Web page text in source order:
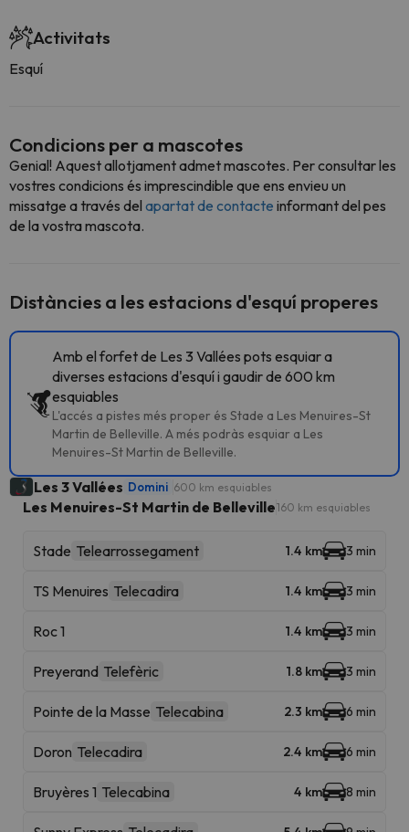
Activitats
Esquí
Condicions per a mascotes
Genial! Aquest allotjament admet mascotes. Per consultar les
vostres condicions és imprescindible que ens envieu un
missatge a través del apartat de contacte informant del pes
de la vostra mascota.
Distàncies a les estacions d'esquí properes
Amb el forfet de Les 3 Vallées pots esquiar a
diverses estacions d'esquí i gaudir de 600 km
esquiables
L'accés a pistes més proper és Stade a Les Menuires-St
Martin de Belleville. A més podràs esquiar a Les
Menuires-St Martin de Belleville.
Les 3 Vallées Domini 600 km esquiables
Les Menuires-St Martin de Belleville160 km esquiables
Stade Telearrossegament 1.4 km 3 min
TS Menuires Telecadira 1.4 km 3 min
Roc 1 1.4 km 3 min
Preyerand Telefèric 1.8 km 3 min
Pointe de la Masse Telecabina 2.3 km 6 min
Doron Telecadira 2.4 km 6 min
Bruyères 1 Telecabina 4 km 8 min